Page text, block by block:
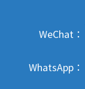
WeChat：
WhatsApp：